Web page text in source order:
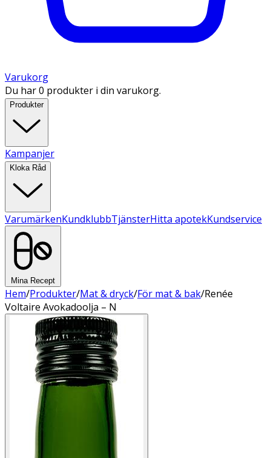
Varukorg
Du har 0 produkter i din varukorg.
Produkter
Kampanjer
Kloka Råd
VarumärkenKundklubbTjänsterHitta apotekKundservice
Mina Recept
Hem/Produkter/Mat & dryck/För mat & bak/Renée
Voltaire Avokadoolja – N